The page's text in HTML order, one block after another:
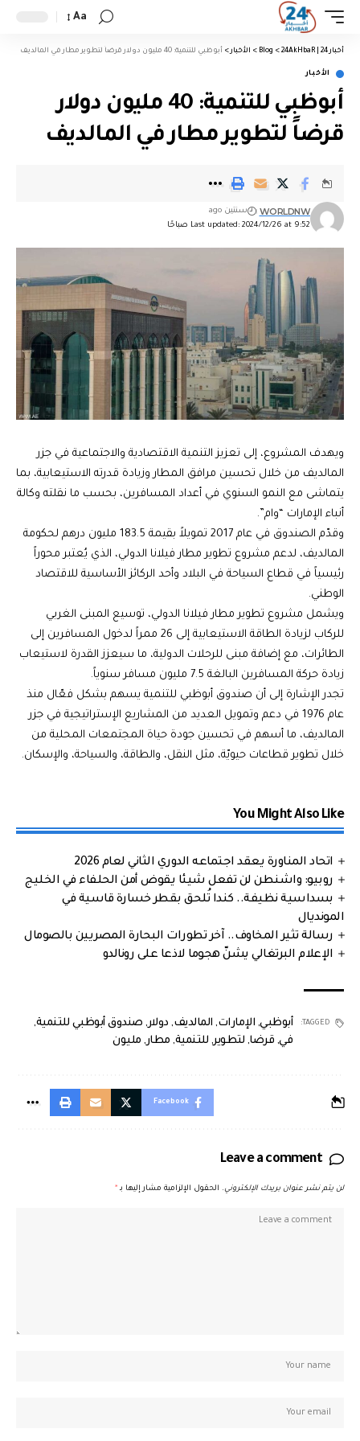
Aa
أخبار 24 | 24AkHbaR >
Blog
> الأخبار > أبوظبي للتنمية: 40 مليون دولار قرضاً لتطوير مطار في المالديف
الأخبار
أبوظبي للتنمية: 40 مليون دولار
قرضاً لتطوير مطار في المالديف
Last updated: 2024/12/26 at 9:52 صباحًا
WORLDNW سنتين ago
ويهدف المشروع، إلى تعزيز التنمية الاقتصادية والاجتماعية في جزر
المالديف من خلال تحسين مرافق المطار وزيادة قدرته الاستيعابية، بما
يتماشى مع النمو السنوي في أعداد المسافرين، بحسب ما نقلته وكالة
أنباء الإمارات “وام”.
وقدّم الصندوق في عام 2017 تمويلاً بقيمة 183.5 مليون درهم لحكومة
المالديف، لدعم مشروع تطوير مطار فيلانا الدولي، الذي يُعتبر محوراً
رئيسياً في قطاع السياحة في البلاد وأحد الركائز الأساسية للاقتصاد
الوطني.
ويشمل مشروع تطوير مطار فيلانا الدولي، توسيع المبنى الغربي
للركاب لزيادة الطاقة الاستيعابية إلى 26 ممراً لدخول المسافرين إلى
الطائرات، مع إضافة مبنى للرحلات الدولية، ما سيعزز القدرة لاستيعاب
زيادة حركة المسافرين البالغة 7.5 مليون مسافر سنوياً.
تجدر الإشارة إلى أن صندوق أبوظبي للتنمية يسهم بشكل فعّال منذ
عام 1976 في دعم وتمويل العديد من المشاريع الإستراتيجية في جزر
المالديف، ما أسهم في تحسين جودة حياة المجتمعات المحلية من
خلال تطوير قطاعات حيويّة، مثل النقل، والطاقة، والسياحة، والإسكان.
You Might Also Like
اتحاد المناورة يعقد اجتماعه الدوري الثاني لعام 2026
روبيو: واشنطن لن تفعل شيئا يقوض أمن الحلفاء في الخليج
بسداسية نظيفة.. كندا تُلحق بقطر خسارة قاسية في
المونديال
رسالة تثير المخاوف.. آخر تطورات البحارة المصريين بالصومال
الإعلام البرتغالي يشنّ هجوما لاذعا على رونالدو
TAGGED: أبوظبي, الإمارات, المالديف, دولار , صندوق أبوظبي للتنمية,
في, قرضا, لتطوير, للتنمية, مطار , مليون
Facebook
Leave a comment
لن يتم نشر عنوان بريدك الإلكتروني. الحقول الإلزامية مشار إليها بـ *